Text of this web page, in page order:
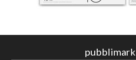
pubblimark